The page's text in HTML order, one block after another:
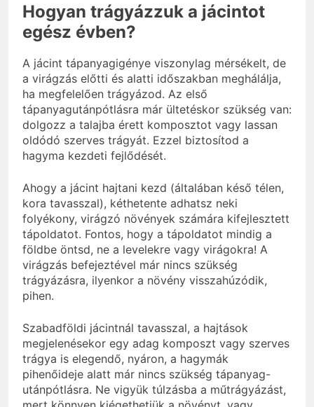
Hogyan trágyázzuk a jácintot
egész évben?
A jácint tápanyagigénye viszonylag mérsékelt, de
a virágzás előtti és alatti időszakban meghálálja,
ha megfelelően trágyázod. Az első
tápanyagutánpótlásra már ültetéskor szükség van:
dolgozz a talajba érett komposztot vagy lassan
oldódó szerves trágyát. Ezzel biztosítod a
hagyma kezdeti fejlődését.
Ahogy a jácint hajtani kezd (általában késő télen,
kora tavasszal), kéthetente adhatsz neki
folyékony, virágzó növények számára kifejlesztett
tápoldatot. Fontos, hogy a tápoldatot mindig a
földbe öntsd, ne a levelekre vagy virágokra! A
virágzás befejeztével már nincs szükség
trágyázásra, ilyenkor a növény visszahúzódik,
pihen.
Szabadföldi jácintnál tavasszal, a hajtások
megjelenésekor egy adag komposzt vagy szerves
trágya is elegendő, nyáron, a hagymák
pihenőideje alatt már nincs szükség tápanyag-
utánpótlásra. Ne vigyük túlzásba a műtrágyázást,